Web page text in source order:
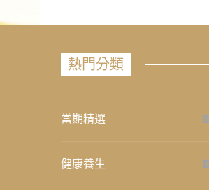
熱門分類
當期精選
健康養生